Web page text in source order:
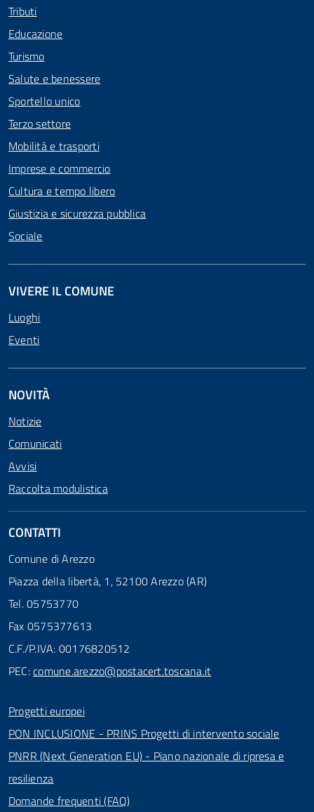
Tributi
Educazione
Turismo
Salute e benessere
Sportello unico
Terzo settore
Mobilità e trasporti
Imprese e commercio
Cultura e tempo libero
Giustizia e sicurezza pubblica
Sociale
VIVERE IL COMUNE
Luoghi
Eventi
NOVITÀ
Notizie
Comunicati
Avvisi
Raccolta modulistica
CONTATTI
Comune di Arezzo
Piazza della libertà, 1, 52100 Arezzo (AR)
Tel. 05753770
Fax 0575377613
C.F./P.IVA: 00176820512
PEC:comune.arezzo@postacert.toscana.it
Progetti europei
PON INCLUSIONE - PRINS Progetti di intervento sociale
PNRR (Next Generation EU) - Piano nazionale di ripresa e
resilienza
Domande frequenti (FAQ)